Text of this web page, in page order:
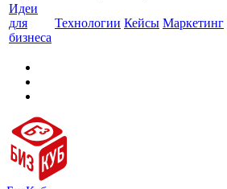
Идеи
для
бизнеса
Технологии Кейсы Маркетинг